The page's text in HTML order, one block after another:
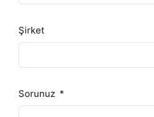
Şirket
Sorunuz